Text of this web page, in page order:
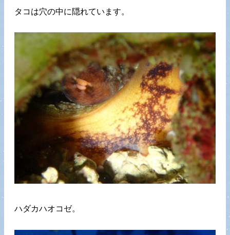
タコは穴の中に隠れています。
ハダカハオコゼ。